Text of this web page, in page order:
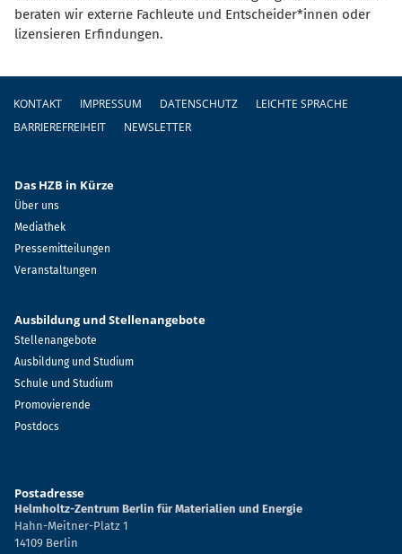
beraten wir externe Fachleute und Entscheider*innen oder
lizensieren Erfindungen.
KONTAKT IMPRESSUM DATENSCHUTZ
LEICHTE SPRACHE
BARRIEREFREIHEIT
NEWSLETTER
Das HZB in Kürze
Über uns
Mediathek
Pressemitteilungen
Veranstaltungen
Ausbildung und Stellenangebote
Stellenangebote
Ausbildung und Studium
Schule und Studium
Promovierende
Postdocs
Postadresse
Helmholtz-Zentrum Berlin für Materialien und Energie
Hahn-Meitner-Platz 1
14109 Berlin